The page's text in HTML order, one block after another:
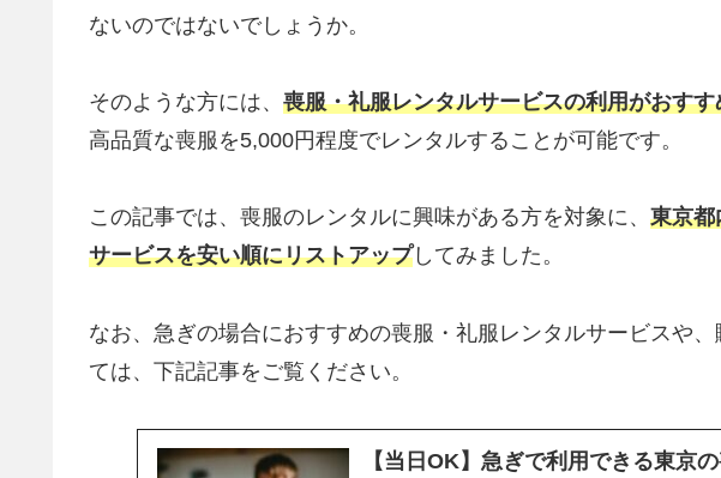
ないのではないでしょうか。
そのような方には、 喪服・礼服レンタルサービスの利用がおすす
高品質な喪服を5,000円程度でレンタルすることが可能です。
この記事では、喪服のレンタルに興味がある方を対象に、 東京都
サービスを安い順にリストアップしてみました。
なお、急ぎの場合におすすめの喪服・礼服レンタルサービスや
ては、下記記事をご覧ください。
【当日OK】急ぎで利用できる東京